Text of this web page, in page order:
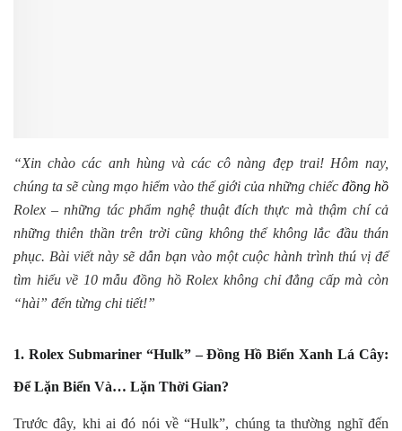
“Xin chào các anh hùng và các cô nàng đẹp trai! Hôm nay,
chúng ta sẽ cùng mạo hiểm vào thế giới của những chiếc đồng hồ
Rolex – những tác phẩm nghệ thuật đích thực mà thậm chí cả
những thiên thần trên trời cũng không thể không lắc đầu thán
phục. Bài viết này sẽ dẫn bạn vào một cuộc hành trình thú vị để
tìm hiểu về 10 mẫu đồng hồ Rolex không chỉ đẳng cấp mà còn
“hài” đến từng chi tiết!”
1. Rolex Submariner “Hulk” – Đồng Hồ Biển Xanh Lá Cây:
Để Lặn Biển Và… Lặn Thời Gian?
Trước đây, khi ai đó nói về “Hulk”, chúng ta thường nghĩ đến